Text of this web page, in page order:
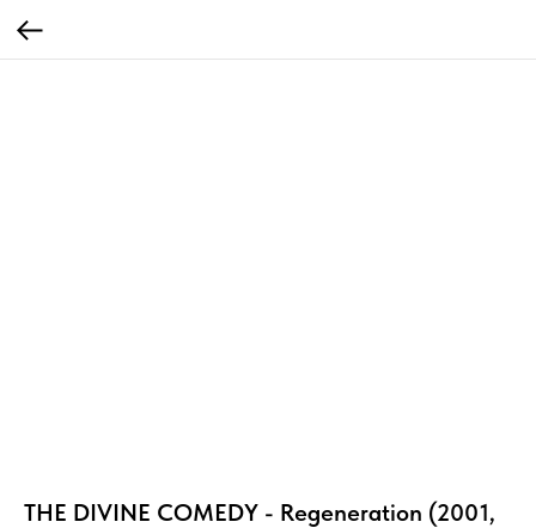
THE DIVINE COMEDY - Regeneration (2001,